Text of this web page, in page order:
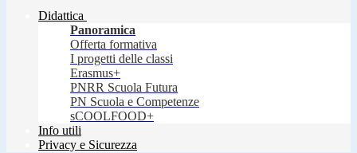
Didattica
Panoramica
Offerta formativa
I progetti delle classi
Erasmus+
PNRR Scuola Futura
PN Scuola e Competenze
sCOOLFOOD+
Info utili
Privacy e Sicurezza